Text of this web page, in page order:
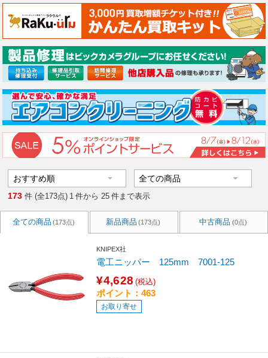
173 件 (全173点) 1 件から 25 件まで表示
全ての商品 (173点) 新品商品 (173点) 中古商品 (0点)
KNIPEX社
電工ニッパー 125mm 7001-125
¥4,628 (税込)
ポイント：463
お取り寄せ